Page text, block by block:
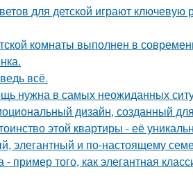
для детской играют
комнаты выполнен в
всё.
нужна в самых неожиданных
дизайн, созданный
этой квартиры - её
элегантный и по-настоящему
- пример того, как элегантная